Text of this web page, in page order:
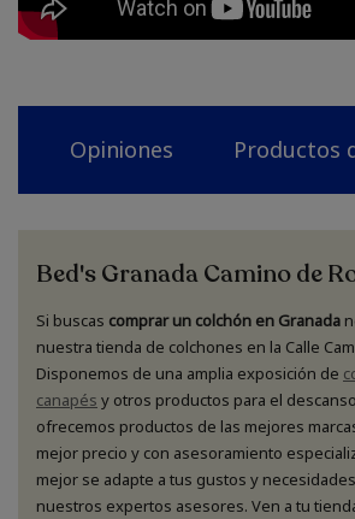
Opiniones Productos
Bed's Granada Camino de
Si buscas comprar un colchón en Granada
nuestra tienda de colchones en la Calle
Disponemos de una amplia exposición de
canapés y otros productos para el
ofrecemos productos de las mejores
mejor precio y con asesoramiento
mejor se adapte a tus gustos y
nuestros expertos asesores. Ven a tu